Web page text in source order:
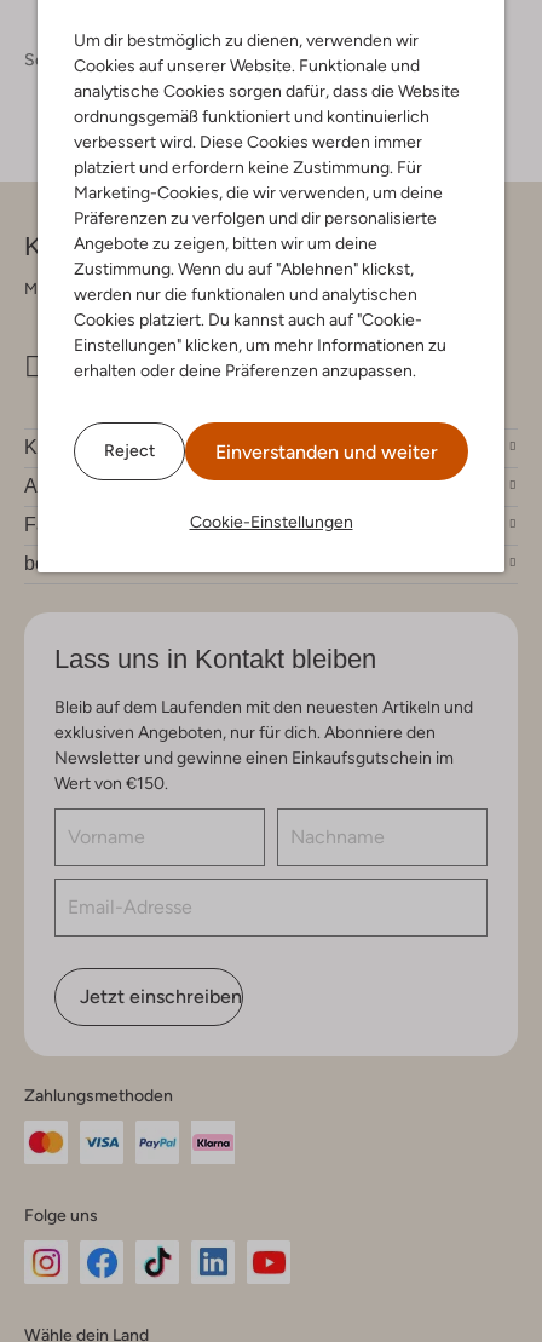
Um dir bestmöglich zu dienen, verwenden wir
Cookies auf unserer Website. Funktionale und
analytische Cookies sorgen dafür, dass die Website
ordnungsgemäß funktioniert und kontinuierlich
verbessert wird. Diese Cookies werden immer
platziert und erfordern keine Zustimmung. Für
Marketing-Cookies, die wir verwenden, um deine
Präferenzen zu verfolgen und dir personalisierte
Angebote zu zeigen, bitten wir um deine
Zustimmung. Wenn du auf "Ablehnen" klickst,
werden nur die funktionalen und analytischen
Cookies platziert. Du kannst auch auf "Cookie-
Einstellungen" klicken, um mehr Informationen zu
erhalten oder deine Präferenzen anzupassen.
Reject Einverstanden und weiter
Cookie-Einstellungen
Schuhe Kinderschuhe Kinderschuhe Jungen
Kontakt
Montag - Freitag 09:00 - 17:00 uur
info@omoda.de
Kundenservice
Account
Fashion News
bei Omoda
Lass uns in Kontakt bleiben
Bleib auf dem Laufenden mit den neuesten Artikeln und
exklusiven Angeboten, nur für dich. Abonniere den
Newsletter und gewinne einen Einkaufsgutschein im
Wert von €150.
Jetzt einschreiben
Zahlungsmethoden
Folge uns
Wähle dein Land